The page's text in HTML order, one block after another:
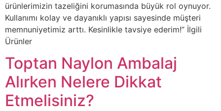
ürünlerimizin tazeliğini korumasında büyük rol oynuyor.
Kullanımı kolay ve dayanıklı yapısı sayesinde müşteri
memnuniyetimiz arttı. Kesinlikle tavsiye ederim!” İlgili
Ürünler
Toptan Naylon Ambalaj
Alırken Nelere Dikkat
Etmelisiniz?